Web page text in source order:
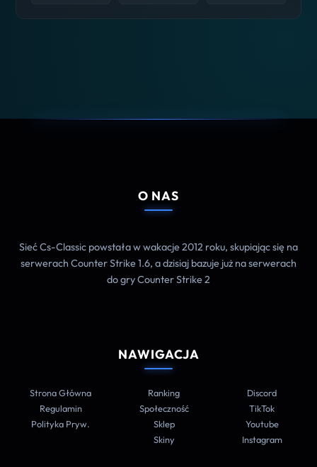
O NAS
Sieć Cs-Classic powstała w wakacje 2012 roku, skupiając się na
serwerach Counter Strike 1.6, a dzisiaj bazuje już na serwerach
do gry Counter Strike 2
NAWIGACJA
Strona Główna
Regulamin
Polityka Pryw.
Ranking
Społeczność
Sklep
Skiny
Discord
TikTok
Youtube
Instagram